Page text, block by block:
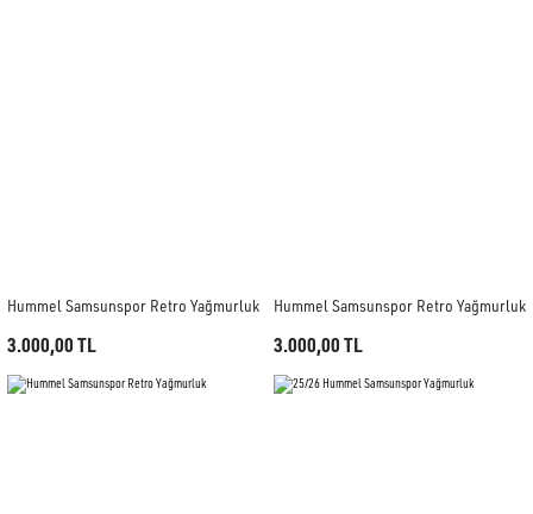
Hummel Samsunspor Retro Yağmurluk
3.000,00 TL
Hummel Samsunspor Retro Yağmurluk
3.000,00 TL